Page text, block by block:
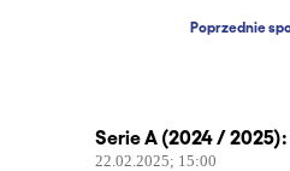
Poprzednie
Serie A (2024 /
22.02.2025; 15:00